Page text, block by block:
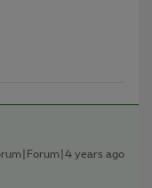
years ago